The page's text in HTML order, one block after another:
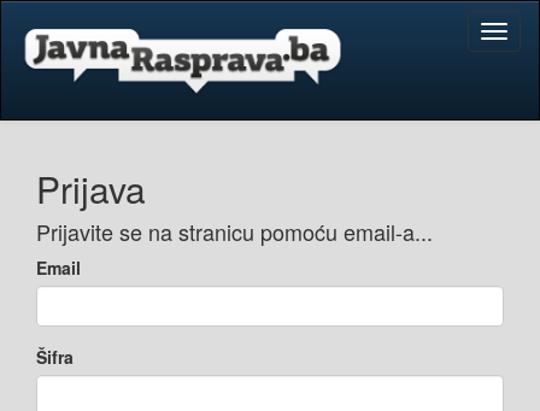
Prijava
Prijavite se na stranicu pomoću email-a...
Email
Šifra